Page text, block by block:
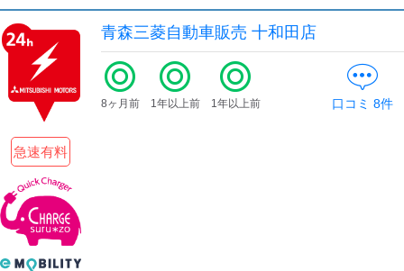
青森三菱自動車販売 十和田店
急速有料
8ヶ月前 1年以上前 1年以上前 口コミ 8件